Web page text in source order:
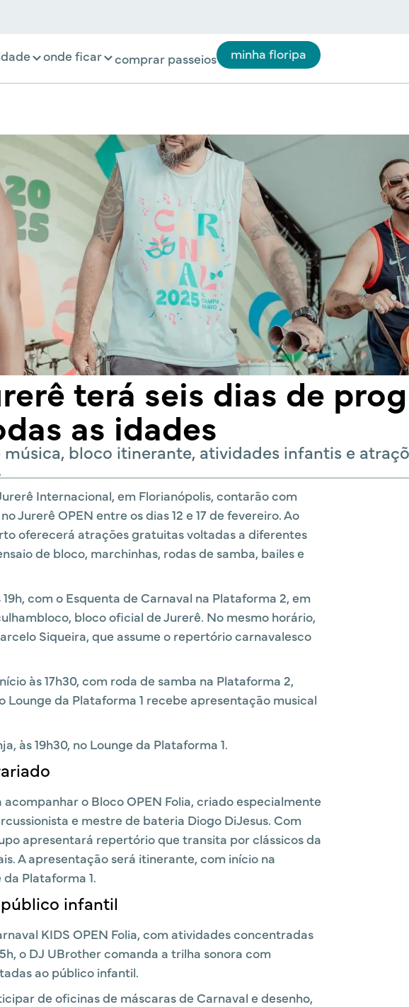
onde ficar comprar passeios minha floripa
terá seis dias de
as idades
bloco itinerante, atividades infantis e
Internacional, em Florianópolis, contarão com
Jurerê OPEN entre os dias 12 e 17 de fevereiro. Ao
oferecerá atrações gratuitas voltadas a diferentes
de bloco, marchinhas, rodas de samba, bailes e
com o Esquenta de Carnaval na Plataforma 2, em
bloco oficial de Jurerê. No mesmo horário,
Siqueira, que assume o repertório carnavalesco
às 17h30, com roda de samba na Plataforma 2,
Lounge da Plataforma 1 recebe apresentação musical
às 19h30, no Lounge da Plataforma 1.
acompanhar o Bloco OPEN Folia, criado especialmente
e mestre de bateria Diogo DiJesus. Com
apresentará repertório que transita por clássicos da
A apresentação será itinerante, com início na
Plataforma 1.
infantil
KIDS OPEN Folia, com atividades concentradas
o DJ UBrother comanda a trilha sonora com
ao público infantil.
de oficinas de máscaras de Carnaval e desenho,